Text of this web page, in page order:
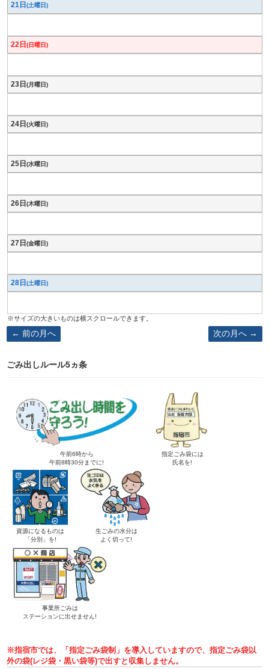
21日 (土曜日)
22日 (日曜日)
23日 (月曜日)
24日 (火曜日)
25日 (水曜日)
26日 (木曜日)
27日 (金曜日)
28日 (土曜日)
前の月へ 次の月へ
ごみ出しルール5ヵ条
午前6時から
午前8時30分までに!
指定ごみ袋には
氏名を!
資源になるものは
「分別」を!
生ごみの水分は
よく切って!
事業所ごみは
ステーションに出せません!
※指宿市では、「指定ごみ袋制」を導入していますので、指定ごみ袋以
外の袋(レジ袋・黒い袋等)で出すと収集しません。